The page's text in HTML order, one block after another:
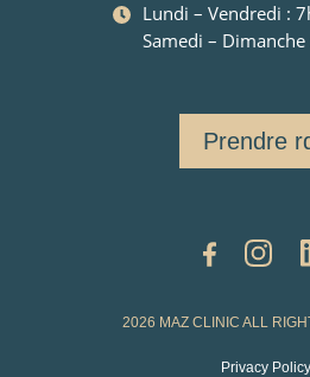
Lundi – Vendredi :
Samedi –
Prendre
2026 MAZ CLINIC ALL
Privacy Policy